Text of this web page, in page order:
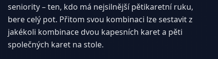
seniority – ten, kdo má nejsilnější pětikaretní ruku,
bere celý pot. Přitom svou kombinaci lze sestavit z
jakékoli kombinace dvou kapesních karet a pěti
společných karet na stole.